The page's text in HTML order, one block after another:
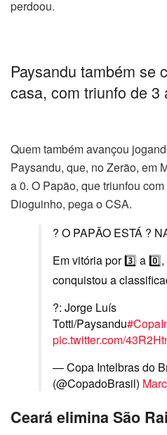
perdoou.
Paysandu também se
casa, com triunfo de 3
Quem também avançou
Paysandu, que, no Zerão, em
a 0. O Papão, que triunfou
Dioguinho, pega o CSA.
? O PAPÃO ESTÁ ?
Em vitória por 3️⃣ a 0️⃣,
conquistou a
?: Jorge Luís
Totti/Paysandu
pic.twitter.com/
— Copa Intelbras do
(@CopadoBrasil)
Ceará elimina São